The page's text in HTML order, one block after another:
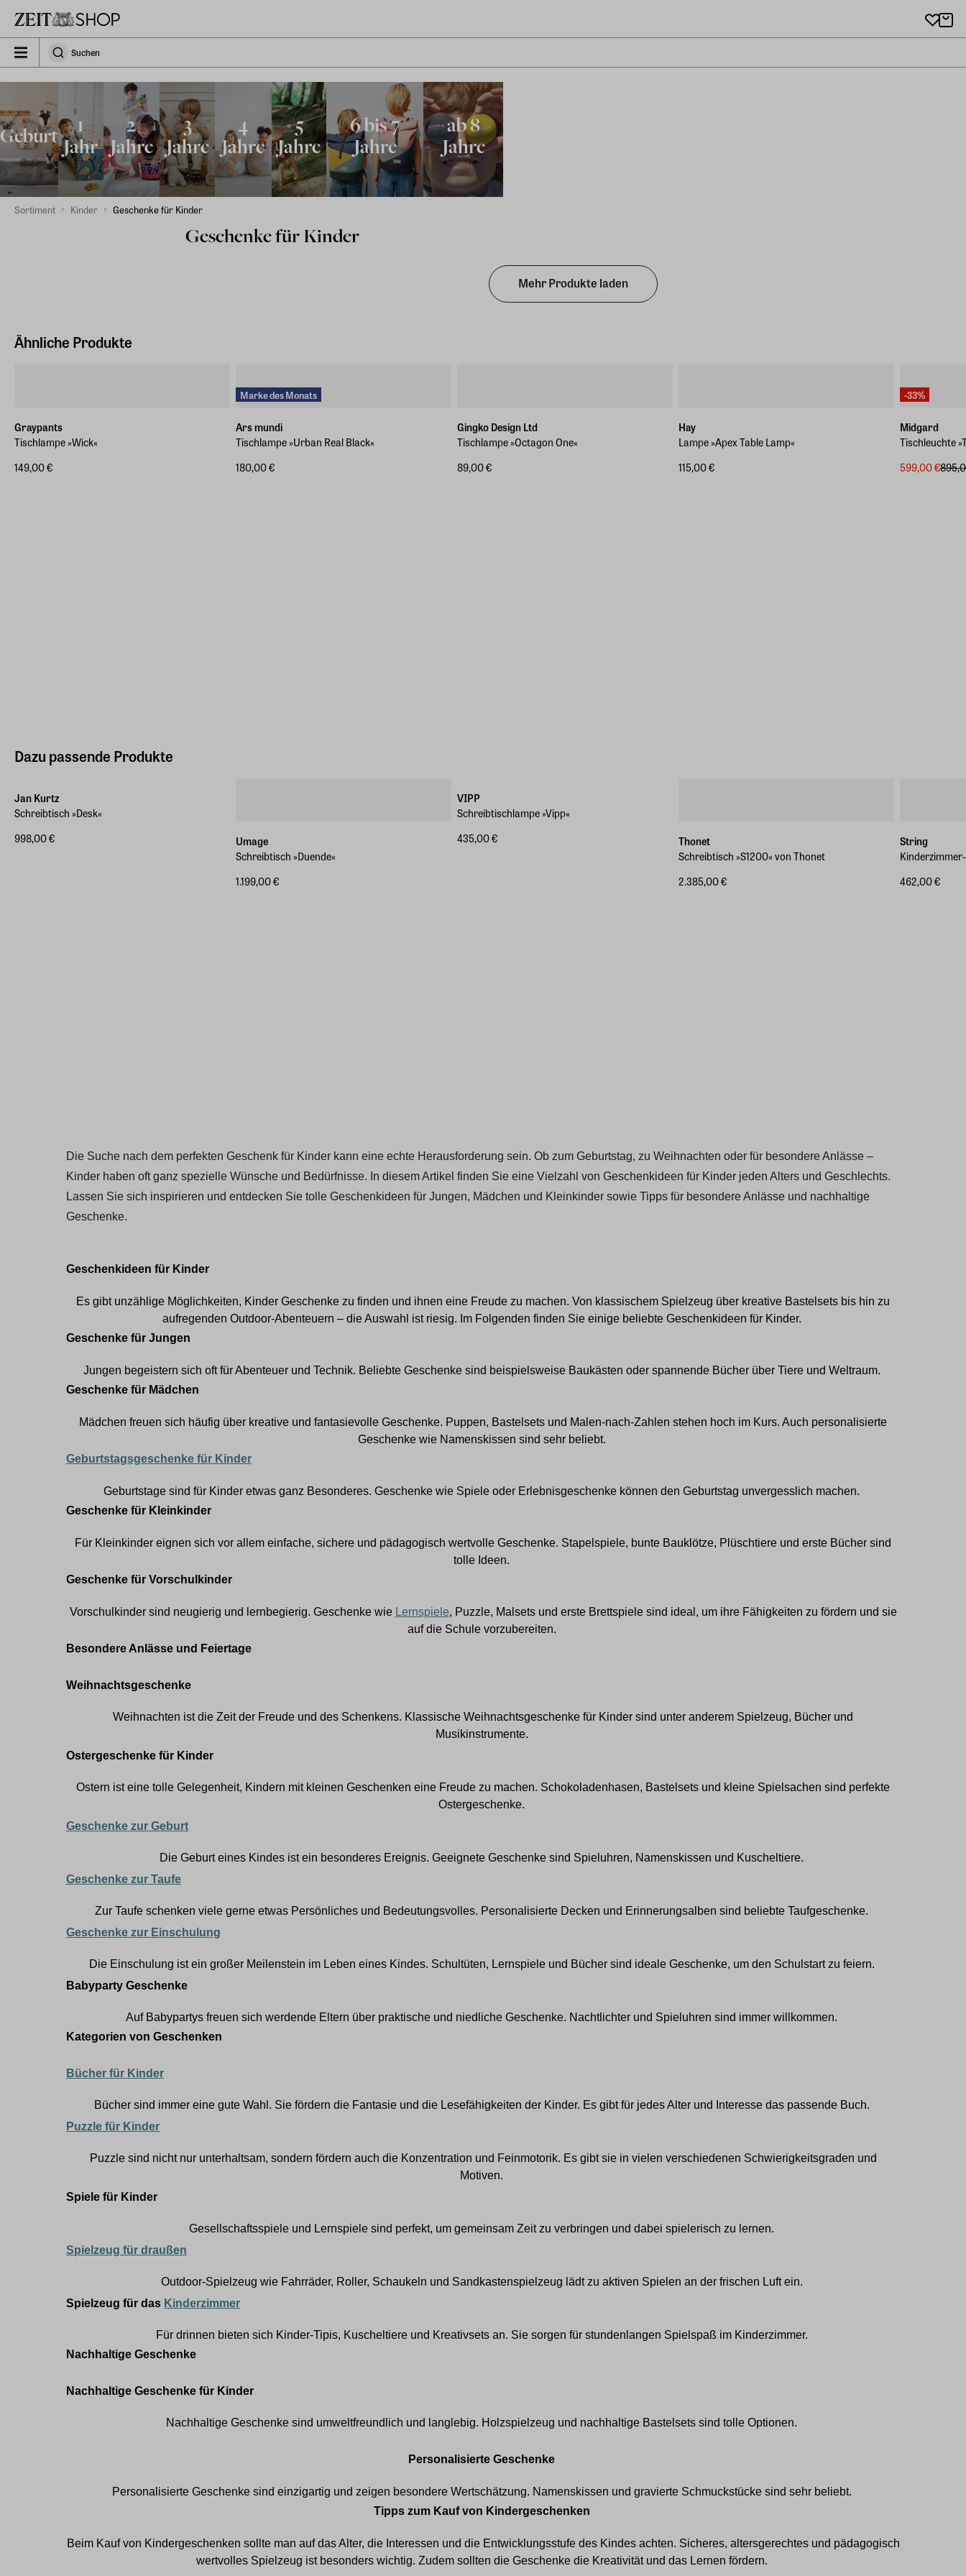
zeit_storefront.components.search.collapsed
SuchenSuchen
Geburt
1
Jahr
2
Jahre
3
Jahre
4
Jahre
5
Jahre
6 bis 7
Jahre
ab 8
Jahre
Sortiment Kinder Geschenke für Kinder
Geschenke für Kinder
Mehr Produkte laden
Ähnliche Produkte
Graypants
Tischlampe »Wick«
149,00 €
Marke des Monats
Ars mundi
Tischlampe »Urban Real Black«
180,00 €
Gingko Design Ltd
Tischlampe »Octagon One«
89,00 €
Hay
Lampe »Apex Table Lamp«
115,00 €
-33%
Midgard
Tischleuchte
599,00 €
Dazu passende Produkte
Jan Kurtz
Schreibtisch »Desk«
998,00 €
Umage
Schreibtisch »Duende«
1.199,00 €
VIPP
Schreibtischlampe »Vipp«
435,00 €
Thonet
Schreibtisch »S1200« von Thonet
2.385,00 €
String
462,00 €
Die Suche nach dem perfekten Geschenk für Kinder kann eine echte Herausforderung sein. Ob zum Geburtstag, zu Weihnachten oder für besondere Anlässe –
Kinder haben oft ganz spezielle Wünsche und Bedürfnisse. In diesem Artikel finden Sie eine Vielzahl von Geschenkideen für Kinder jeden Alters und Geschlechts.
Lassen Sie sich inspirieren und entdecken Sie tolle Geschenkideen für Jungen, Mädchen und Kleinkinder sowie Tipps für besondere Anlässe und nachhaltige
Geschenke.
Geschenkideen für Kinder
Es gibt unzählige Möglichkeiten, Kinder Geschenke zu finden und ihnen eine Freude zu machen. Von klassischem Spielzeug über kreative Bastelsets bis hin zu
aufregenden Outdoor-Abenteuern – die Auswahl ist riesig. Im Folgenden finden Sie einige beliebte Geschenkideen für Kinder.
Geschenke für Jungen
Jungen begeistern sich oft für Abenteuer und Technik. Beliebte Geschenke sind beispielsweise Baukästen oder spannende Bücher über Tiereund Weltraum.
Geschenke für Mädchen
Mädchen freuen sich häufig über kreative und fantasievolle Geschenke. Puppen, Bastelsets und Mal en-nach-Zahlen stehen hoch im Kurs. Auch personalisierte
Geschenke wie Namenskissen sind sehr beliebt.
Geburtstagsgeschenke für Kinder
Geburtstage sind für Kinder etwas ganz Besonderes. Geschenke wie Spiele oder Erlebnisgeschenke können den Geburtstag unvergesslich machen.
Geschenke für Kleinkinder
Für Kleinkinder eignen sich vor allem einfache, sichere und pädagogisch wertvolle Geschenke. Stapelspiele, bunte Bauklötze, Plüschtiere und erste Bücher sind
tolle Ideen.
Geschenke für Vorschulkinder
Vorschulkinder sind neugierig und lernbegierig. Geschenke wie Lernspiele, Puzzle, Malsetsund erste Brettspiele sind ideal, um ihre Fähigkeiten zu fördern und sie
auf die Schule vorzubereiten.
Besondere Anlässe und Feiertage
Weihnachtsgeschenke
Weihnachten ist die Zeit der Freude und des Schenkens. Klassische Weihnachtsgeschenke für Kinder sind unter anderem Spielzeug, Bücher und
Musikinstrumente.
Ostergeschenke für Kinder
Ostern ist eine tolle Gelegenheit, Kindern mit kleinen Geschenken eine Freude zu machen. Schokoladenhasen, Bastelsets und kleine Spielsachen sind perfekte
Ostergeschenke.
Geschenke zur Geburt
Die Geburt eines Kindes ist ein besonderes Ereignis. Geeignete Geschenke sind Spieluhren, Namenskissen und Kuscheltiere.
Geschenke zur Taufe
Zur Taufe schenken viele gerne etwas Persönliches und Bedeutungsvolles. Personalisierte Decken und Erinnerungsalben sind beliebte Taufgeschenke.
Geschenke zur Einschulung
Die Einschulung ist ein großer Meilenstein im Leben eines Kindes. Schultüten, Lernspiele und Bücher sind ideale Geschenke, um den Schulstart zu feiern.
Babyparty Geschenke
Auf Babypartys freuen sich werdende Eltern über praktische und niedliche Geschenke. Nachtlichter und Spieluhren sind immer willkommen.
Kategorien von Geschenken
Bücher für Kinder
Bücher sind immer eine gute Wahl. Sie fördern die Fantasie und die Lesefähigkeiten der Kinder. Es gibt für jedes Alter und Interesse das passende Buch.
Puzzle für Kinder
Puzzle sind nicht nur unterhaltsam, sondern fördern auch die Konzentration und Feinmotorik. Es gibt sie in vielen verschiedenen Schwierigkeitsgraden und
Motiven.
Spiele für Kinder
Gesellschaftsspiele und Lernspiele sind perfekt, um gemeinsam Zeit zu verbringen und dabei spielerisch zu lernen.
Spielzeug für draußen
Outdoor-Spielzeug wie Fahrräder, Roller, Schaukeln und Sandkastenspielzeug lädt zu aktiven Spielen an der frischen Luft ein.
Spielzeug für das Kinderzimmer
Für drinnen bieten sich Kinder-Tipis, Kuscheltiere und Kreativsets an. Sie sorgen für stundenlangen Spielspaß im Kinderzimmer.
Nachhaltige Geschenke
Nachhaltige Geschenke für Kinder
Nachhaltige Geschenke sind umweltfreundlich und langlebig. Holzspielzeug und nachhaltige Bastelsets sind tolle Optionen.
Personalisierte Geschenke
Personalisierte Geschenke sind einzigartig und zeigen besondere Wertschätzung. Namenskissen und gravierte Schmuckstücke sind sehr beliebt.
Tipps zum Kauf von Kindergeschenken
Beim Kauf von Kindergeschenken sollte man auf das Alter, die Interessen und die Entwicklungsstufe des Kindes achten. Sicheres, altersgerechtes und pädagogisch
wertvolles Spielzeug ist besonders wichtig. Zudem sollten die Geschenke die Kreativität und das Lernen fördern.